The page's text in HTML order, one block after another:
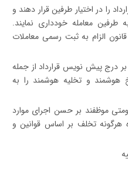
را در اختیار طرفین قرار دهند و
معامله خودداری نمایند.
(تبصره ماده ۹ آیین نامه ماده ۳ قانون الزام به ثبت رسمی معاملات
درج پیش نویس قرارداد از جمله
هوشمند و تخلیه هوشمند را به
موظفند بر حسن اجرای موارد
تخلف بر اساس قوانین و